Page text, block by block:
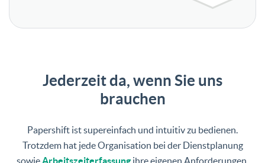
Jederzeit da, wenn Sie uns
brauchen
Papershift ist supereinfach und intuitiv zu bedienen.
Trotzdem hat jede Organisation bei der Dienstplanung
sowie Arbeitszeiterfassungihre eigenen Anforderungen.